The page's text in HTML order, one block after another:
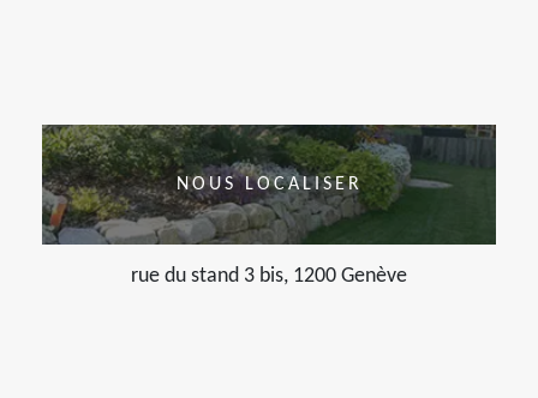
NOUS LOCALISER
rue du stand 3 bis, 1200 Genève